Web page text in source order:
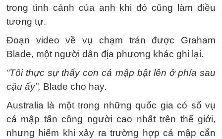
trong tình cảnh của anh khi đó cũng làm điều
tương tự.
Đoạn video về vụ chạm trán được Graham
Blade, một người dân địa phương khác ghi lại.
“Tôi thực sự thấy con cá mập bật lên ở phía sau
cậu ấy”, Blade cho hay.
Australia là một trong những quốc gia có số vụ
cá mập tấn công người cao nhất trên thế giới,
nhưng hiếm khi xảy ra trường hợp cá mập cắn